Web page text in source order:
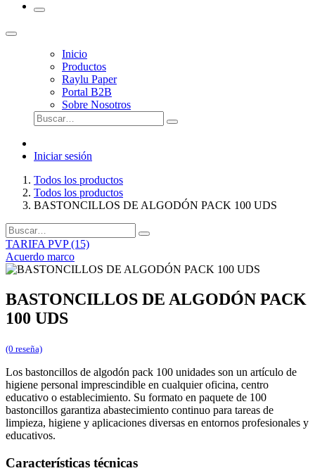
Inicio
Productos
Raylu Paper
Portal B2B
Sobre Nosotros
Iniciar sesión
Todos los productos
Todos los productos
BASTONCILLOS DE ALGODÓN PACK 100 UDS
TARIFA PVP (15)
Acuerdo marco
BASTONCILLOS DE ALGODÓN PACK
100 UDS
(0 reseña)
Los bastoncillos de algodón pack 100 unidades son un artículo de
higiene personal imprescindible en cualquier oficina, centro
educativo o establecimiento. Su formato en paquete de 100
bastoncillos garantiza abastecimiento continuo para tareas de
limpieza, higiene y aplicaciones diversas en entornos profesionales y
educativos.
Características técnicas